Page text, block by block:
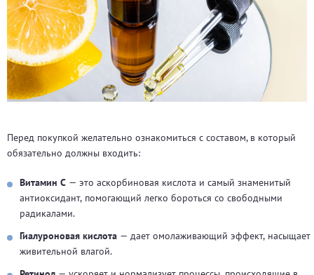
Перед покупкой желательно ознакомиться с составом, в который
обязательно должны входить:
Витамин С — это аскорбиновая кислота и самый знаменитый
антиоксидант, помогающий легко бороться со свободными
радикалами.
Гиалуроновая кислота — дает омолаживающий эффект, насыщает
живительной влагой.